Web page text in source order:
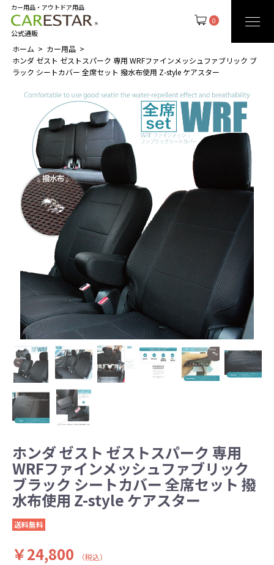
0
カー用品・アウトドア用品
公式通販
ホーム
カー用品
ホンダ ゼスト ゼストスパーク 専用 WRFファインメッシュファブリック ブ
ラック シートカバー 全席セット 撥水布使用 Z-style ケアスター
ホンダ ゼスト ゼストスパーク 専用
WRFファインメッシュファブリック
ブラック シートカバー 全席セット 撥
水布使用 Z-style ケアスター
送料無料
￥24,800 （税込）